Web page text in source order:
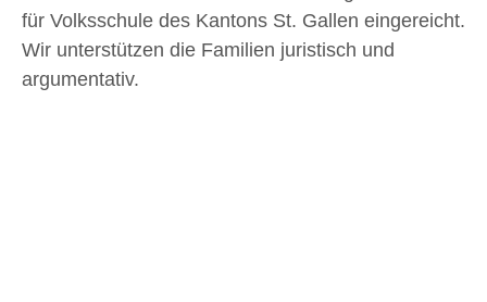
für Volksschule des Kantons St. Gallen eingereicht.
Wir unterstützen die Familien juristisch und
argumentativ.